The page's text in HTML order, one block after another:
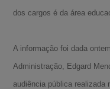
dos cargos é da área
A informação foi dada
Administração, Edgard
audiência pública realizada